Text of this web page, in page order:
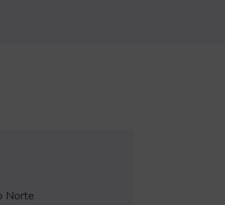
Norte